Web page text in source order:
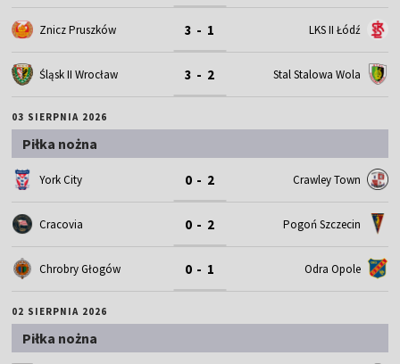
Znicz Pruszków 3 - 1 LKS II Łódź
Śląsk II Wrocław 3 - 2 Stal Stalowa Wola
03 SIERPNIA 2026
Piłka nożna
York City 0 - 2 Crawley Town
Cracovia 0 - 2 Pogoń Szczecin
Chrobry Głogów 0 - 1 Odra Opole
02 SIERPNIA 2026
Piłka nożna